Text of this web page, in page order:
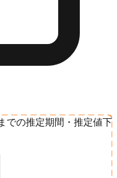
での推定期間・推定値下